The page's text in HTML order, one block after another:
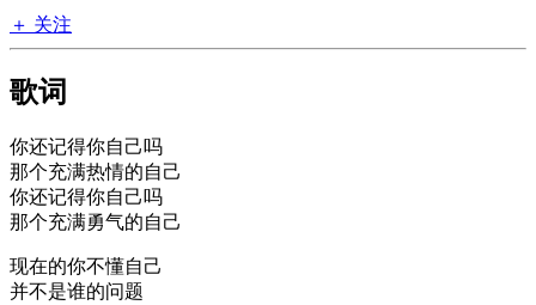
＋ 关注
歌词
你还记得你自己吗
那个充满热情的自己
你还记得你自己吗
那个充满勇气的自己
现在的你不懂自己
并不是谁的问题